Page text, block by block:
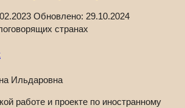
Обновлено: 29.10.2024
Ильдаровна
работе и проекте по иностранному